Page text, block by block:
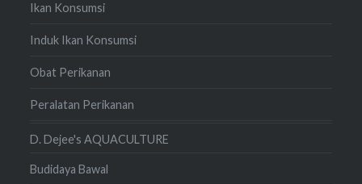
Ikan Konsumsi
Induk Ikan Konsumsi
Obat Perikanan
Peralatan Perikanan
D. Dejee's AQUACULTURE
Budidaya Bawal